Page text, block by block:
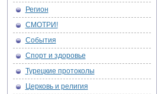
Регион
СМОТРИ!
События
Спорт и здоровье
Турецкие протоколы
Церковь и религия